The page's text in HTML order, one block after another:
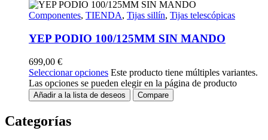
Componentes, TIENDA, Tijas sillín, Tijas telescópicas
YEP PODIO 100/125MM SIN MANDO
699,00 €
Seleccionar opciones Este producto tiene múltiples variantes.
Las opciones se pueden elegir en la página de producto
Añadir a la lista de deseos Compare
Categorías